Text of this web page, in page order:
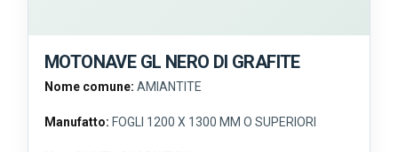
MOTONAVE GL NERO DI GRAFITE
Nome comune: AMIANTITE
Manufatto: FOGLI 1200 X 1300 MM O SUPERIORI